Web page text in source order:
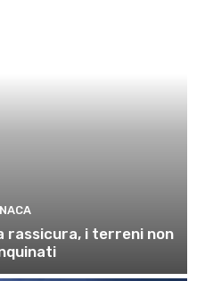
rassicura, i terreni non